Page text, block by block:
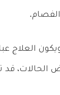
الفصام.
العلاج
الحالات،